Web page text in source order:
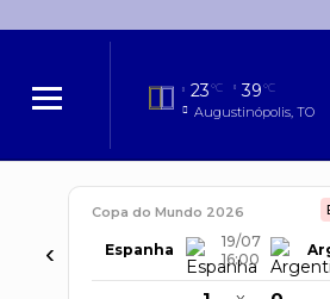
23°C 39°C
Augustinópolis, TO
‹
Copa do Mundo 2026
Espanha
19/07
16:00